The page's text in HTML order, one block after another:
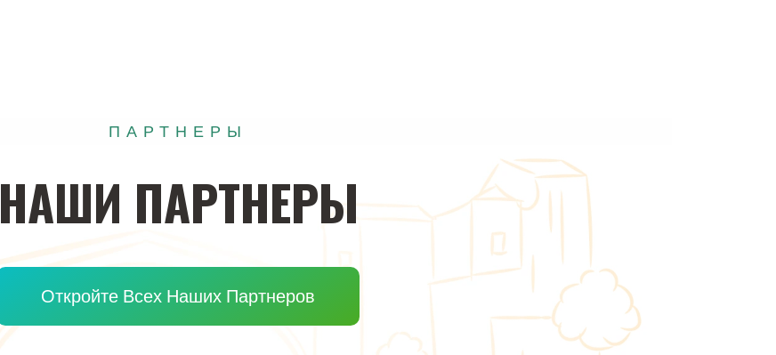
ПАРТНЕРЫ
НАШИ ПАРТНЕРЫ
Откройте Всех Наших Партнеров